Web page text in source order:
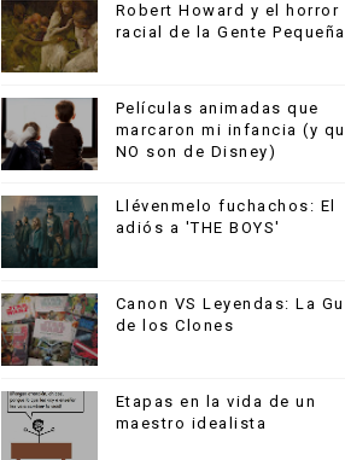
Robert Howard y el horror
racial de la Gente Pequeña
Películas animadas que
marcaron mi infancia (y
NO son de Disney)
Llévenmelo fuchachos: El
adiós a 'THE BOYS'
Canon VS Leyendas: La
de los Clones
Etapas en la vida de un
maestro idealista